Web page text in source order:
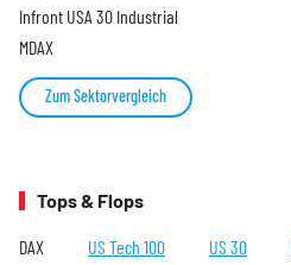
Infront USA 30 Industrial
MDAX
Zum Sektorvergleich
Tops & Flops
DAX US Tech 100 US 30